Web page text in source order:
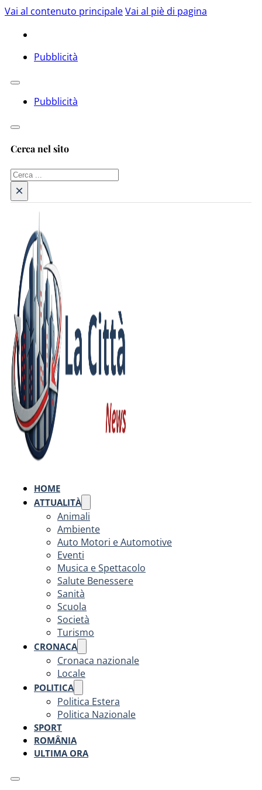
Vai al contenuto principaleVai al piè di pagina
Pubblicità
Pubblicità
Cerca nel sito
Cerca
×
HOME
ATTUALITÀ
Animali
Ambiente
Auto Motori e Automotive
Eventi
Musica e Spettacolo
Salute Benessere
Sanità
Scuola
Società
Turismo
CRONACA
Cronaca nazionale
Locale
POLITICA
Politica Estera
Politica Nazionale
SPORT
ROMÂNIA
ULTIMA ORA